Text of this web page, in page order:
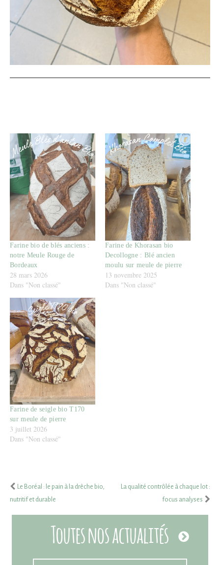
Farine bio de blés anciens :
notre Meule Rouge de
Bordeaux
28 mars 2026
Dans "Non classé"
Farine de Khorasan bio
Decollogne : Blé ancien
moulu sur meule de pierre
13 novembre 2025
Dans "Non classé"
Farine de seigle bio T170
sur meule de pierre
3 juillet 2026
Dans "Non classé"
Le Boréal : le pain à la drêche bio,
nutritif et durable
La qualité contrôlée à chaque lot :
focus analyses
Toutes nos actualités